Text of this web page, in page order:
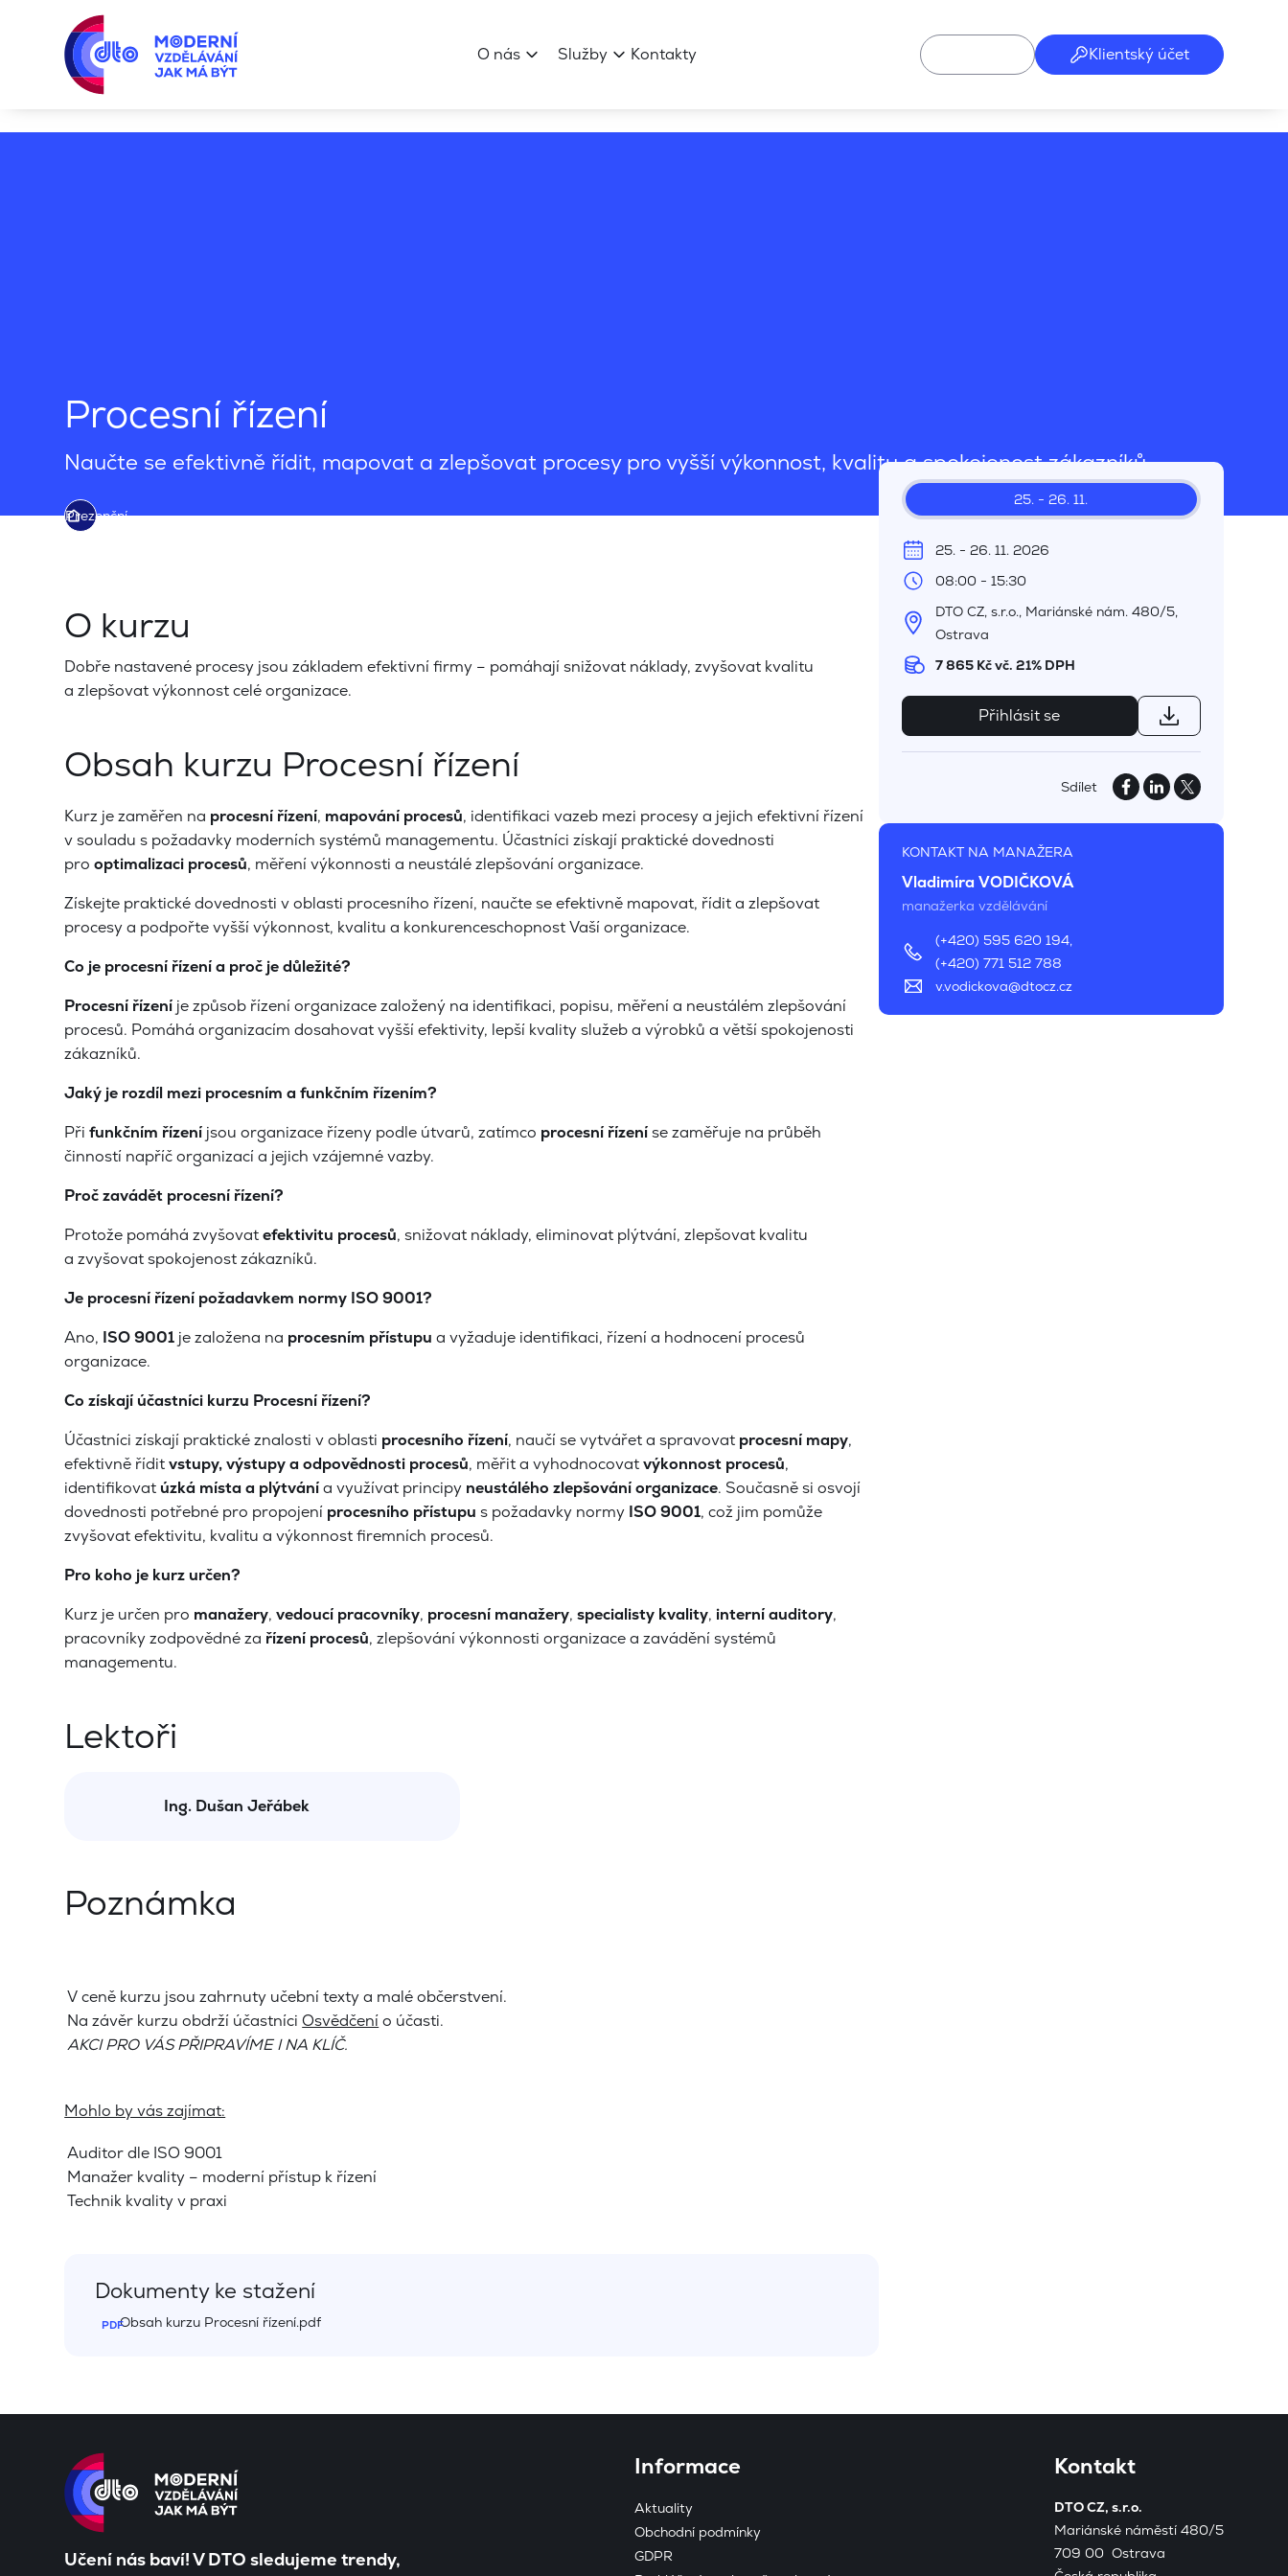
O nás Služby Kontakty Klientský účet
Procesní řízení
Naučte se efektivně řídit, mapovat a zlepšovat procesy pro vyšší výkonnost, kvalitu a spokojenost zákazníků.
Prezenční
O kurzu
Dobře nastavené procesy jsou základem efektivní firmy – pomáhají snižovat náklady, zvyšovat kvalitu
a zlepšovat výkonnost celé organizace.
Obsah kurzu Procesní řízení
Kurz je zaměřen na procesní řízení, mapování procesů, identifikaci vazeb mezi procesy a jejich efektivní řízení
v souladu s požadavky moderních systémů managementu. Účastníci získají praktické dovednosti
prooptimalizaci procesů, měření výkonnosti a neustálé zlepšování organizace.
Získejte praktické dovednosti v oblasti procesního řízení, naučte se efektivně mapovat, řídit a zlepšovat
procesy a podpořte vyšší výkonnost, kvalitu a konkurenceschopnost Vaší organizace.
Co je procesní řízení a proč je důležité?
Procesní řízení je způsob řízení organizace založený na identifikaci, popisu, měření a neustálém zlepšování
procesů. Pomáhá organizacím dosahovat vyšší efektivity, lepší kvality služeb a výrobků a větší spokojenosti
zákazníků.
Jaký je rozdíl mezi procesním a funkčním řízením?
Přifunkčním řízení jsou organizace řízeny podle útvarů, zatímco procesní řízeníse zaměřuje na průběh
činností napříč organizací a jejich vzájemné vazby.
Proč zavádět procesní řízení?
Protože pomáhá zvyšovatefektivitu procesů, snižovat náklady, eliminovat plýtvání, zlepšovat kvalitu
a zvyšovat spokojenost zákazníků.
Je procesní řízení požadavkem normy ISO 9001?
Ano, ISO 9001 je založena na procesním přístupu a vyžaduje identifikaci, řízení a hodnocení procesů
organizace.
Co získají účastníci kurzu Procesní řízení?
Účastníci získají praktické znalosti v oblasti procesního řízení, naučí se vytvářet a spravovat procesní mapy,
efektivně říditvstupy, výstupy a odpovědnosti procesů, měřit a vyhodnocovatvýkonnost procesů,
identifikovat úzká místa a plýtvánía využívat principy neustálého zlepšování organizace. Současně si osvojí
dovednosti potřebné pro propojení procesního přístupu s požadavky normy ISO 9001, což jim pomůže
zvyšovat efektivitu, kvalitu a výkonnost firemních procesů.
Pro koho je kurz určen?
Kurz je určen pro manažery,vedoucí pracovníky, procesní manažery,specialisty kvality, interní auditory,
pracovníky zodpovědné za řízení procesů, zlepšování výkonnosti organizace a zavádění systémů
managementu.
Lektoři
Ing. Dušan Jeřábek
Poznámka
V ceně kurzu jsou zahrnuty učební texty a malé občerstvení.
Na závěr kurzu obdrží účastníciOsvědčenío účasti.
AKCI PRO VÁS PŘIPRAVÍME I NA KLÍČ.
Mohlo by vás zajímat:
Auditor dle ISO 9001
Manažer kvality – moderní přístup k řízení
Technik kvality v praxi
Dokumenty ke stažení
Obsah kurzu Procesní řízení.pdf
25. - 26. 11.
25. - 26. 11. 2026
08:00 - 15:30
DTO CZ, s.r.o., Mariánské nám. 480/5,
Ostrava
7 865 Kč vč. 21% DPH
Přihlásit se
Sdílet
KONTAKT NA MANAŽERA
Vladimíra VODIČKOVÁ
manažerka vzdělávání
(+420) 595 620 194,
(+420) 771 512 788
v.vodickova@dtocz.cz
Učení nás baví! V DTO sledujeme trendy,
Informace
Aktuality
Obchodní podmínky
GDPR
Kontakt
DTO CZ, s.r.o.
Mariánské náměstí 480/5
709 00 Ostrava